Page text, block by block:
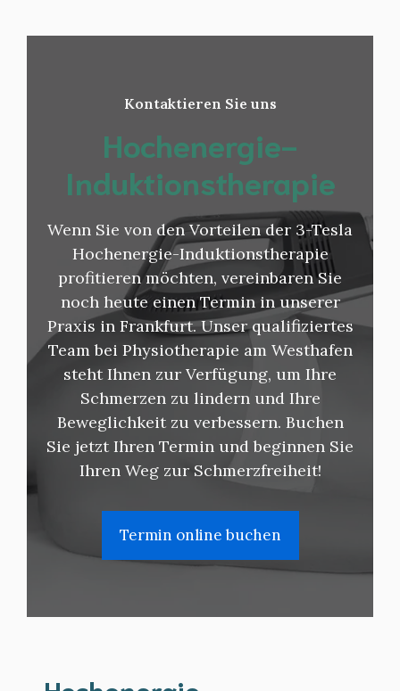
Kontaktieren Sie uns
Hochenergie-
Induktionstherapie
Wenn Sie von den Vorteilen der 3-Tesla
Hochenergie-Induktionstherapie
profitieren möchten, vereinbaren Sie
noch heute einen Termin in unserer
Praxis in Frankfurt. Unser qualifiziertes
Team bei Physiotherapie am Westhafen
steht Ihnen zur Verfügung, um Ihre
Schmerzen zu lindern und Ihre
Beweglichkeit zu verbessern. Buchen
Sie jetzt Ihren Termin und beginnen Sie
Ihren Weg zur Schmerzfreiheit!
Termin online buchen